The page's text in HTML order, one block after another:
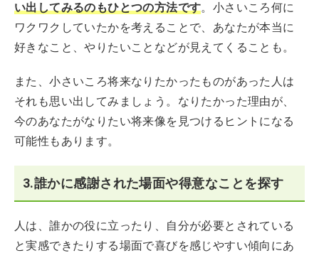
い出してみるのもひとつの方法です。小さいころ何に
ワクワクしていたかを考えることで、あなたが本当に
好きなこと、やりたいことなどが見えてくることも。
また、小さいころ将来なりたかったものがあった人は
それも思い出してみましょう。なりたかった理由が、
今のあなたがなりたい将来像を見つけるヒントになる
可能性もあります。
3.誰かに感謝された場面や得意なことを探す
人は、誰かの役に立ったり、自分が必要とされている
と実感できたりする場面で喜びを感じやすい傾向にあ